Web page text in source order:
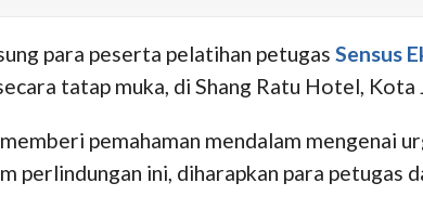
para peserta pelatihan petugas Sensus
tatap muka, di Shang Ratu Hotel, Kota
pemahaman mendalam mengenai
ini, diharapkan para petugas